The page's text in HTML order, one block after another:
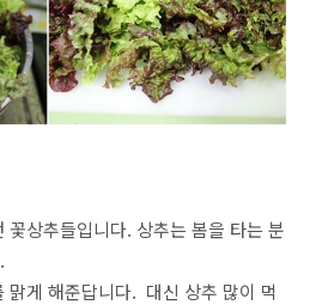
꽃상추들입니다. 상추는 봄을 타는 분
게 해준답니다. 대신 상추 많이 먹